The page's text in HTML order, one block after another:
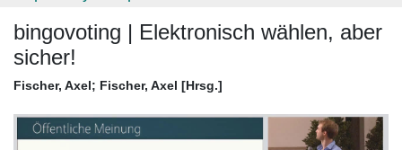
bingovoting | Elektronisch wählen, aber
sicher!
Fischer, Axel; Fischer, Axel [Hrsg.]